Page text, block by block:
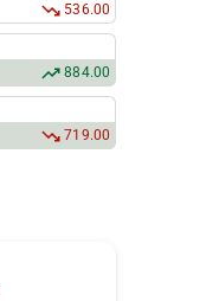
536.00
884.00
719.00